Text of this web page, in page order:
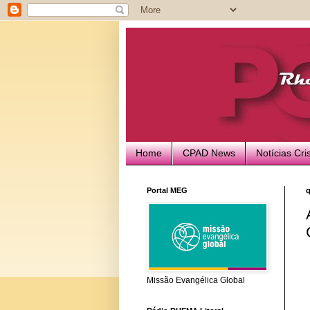
Home CPAD News Notícias
Portal MEG
Missão Evangélica Global